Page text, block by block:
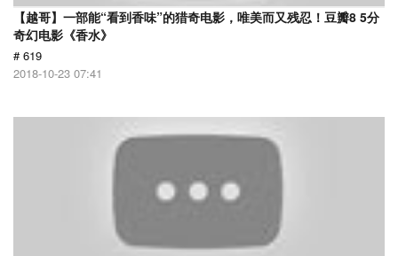
【越哥】一部能“看到香味”的猎奇电影，唯美而又残忍！豆瓣8 5分
奇幻电影《香水》
# 619
2018-10-23 07:41